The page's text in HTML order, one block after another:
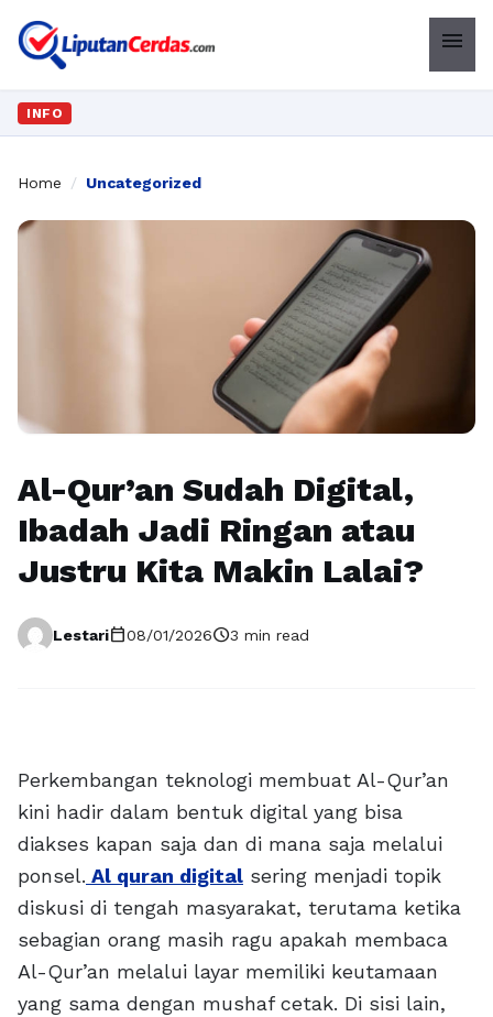
menu
INFO
Home / Uncategorized
Al-Qur’an Sudah Digital,
Ibadah Jadi Ringan atau
Justru Kita Makin Lalai?
Lestaricalendar_today08/01/2026schedule3 min read
Perkembangan teknologi membuat Al-Qur’an
kini hadir dalam bentuk digital yang bisa
diakses kapan saja dan di mana saja melalui
ponsel. Al quran digital sering menjadi topik
diskusi di tengah masyarakat, terutama ketika
sebagian orang masih ragu apakah membaca
Al-Qur’an melalui layar memiliki keutamaan
yang sama dengan mushaf cetak. Di sisi lain,